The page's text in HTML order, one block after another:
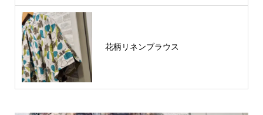
花柄リネンブラウス